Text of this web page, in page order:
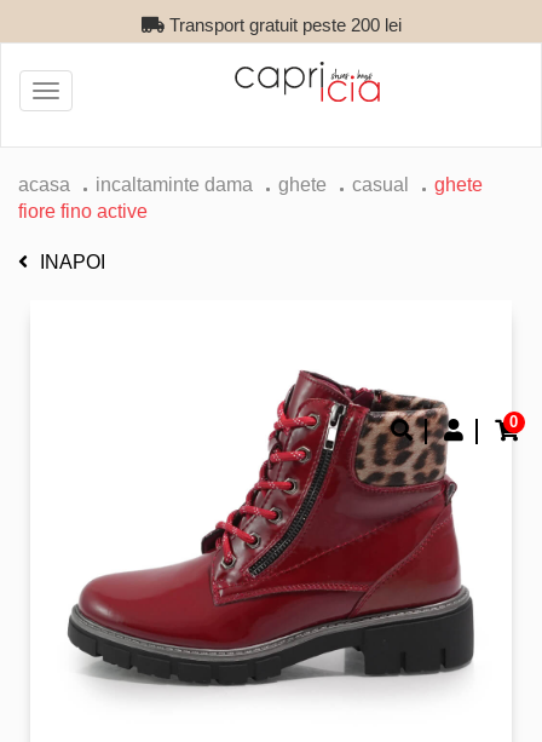
Transport gratuit peste 200 lei
0
Toggle
navigation
acasa incaltaminte dama ghete casual
ghete
fiore fino active
INAPOI